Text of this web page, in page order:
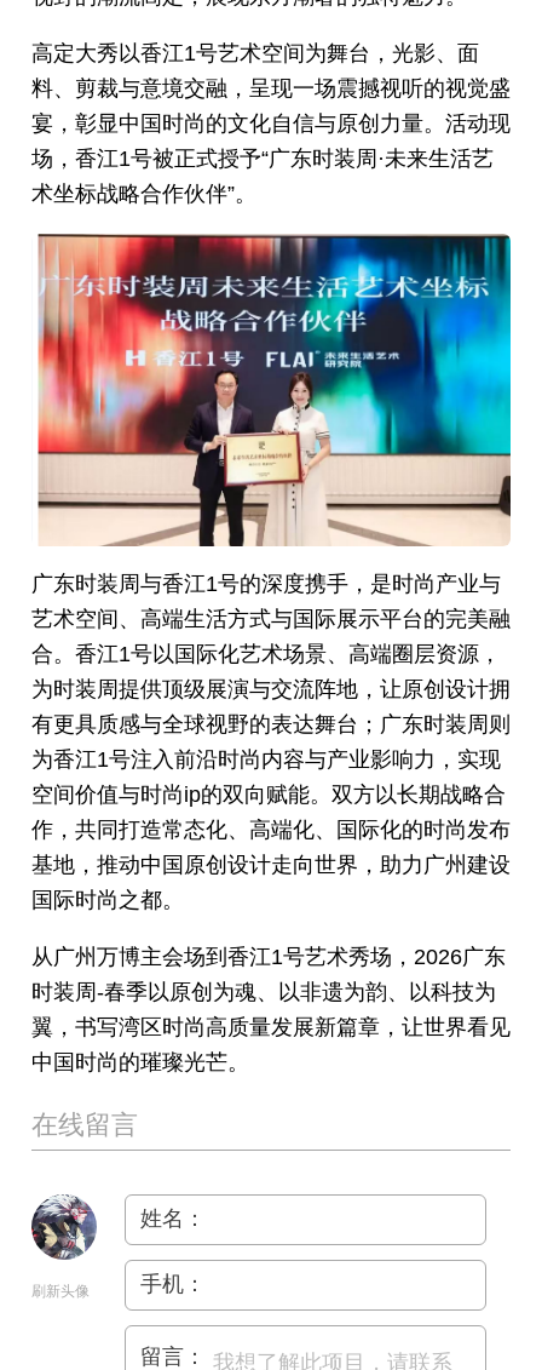
高定大秀以香江1号艺术空间为舞台，光影、面
料、剪裁与意境交融，呈现一场震撼视听的视觉盛
宴，彰显中国时尚的文化自信与原创力量。活动现
场，香江1号被正式授予“广东时装周·未来生活艺
术坐标战略合作伙伴”。
广东时装周与香江1号的深度携手，是时尚产业与
艺术空间、高端生活方式与国际展示平台的完美融
合。香江1号以国际化艺术场景、高端圈层资源，
为时装周提供顶级展演与交流阵地，让原创设计拥
有更具质感与全球视野的表达舞台；广东时装周则
为香江1号注入前沿时尚内容与产业影响力，实现
空间价值与时尚ip的双向赋能。双方以长期战略合
作，共同打造常态化、高端化、国际化的时尚发布
基地，推动中国原创设计走向世界，助力广州建设
国际时尚之都。
从广州万博主会场到香江1号艺术秀场，2026广东
时装周-春季以原创为魂、以非遗为韵、以科技为
翼，书写湾区时尚高质量发展新篇章，让世界看见
中国时尚的璀璨光芒。
在线留言
刷新头像
姓名：
手机：
留言：